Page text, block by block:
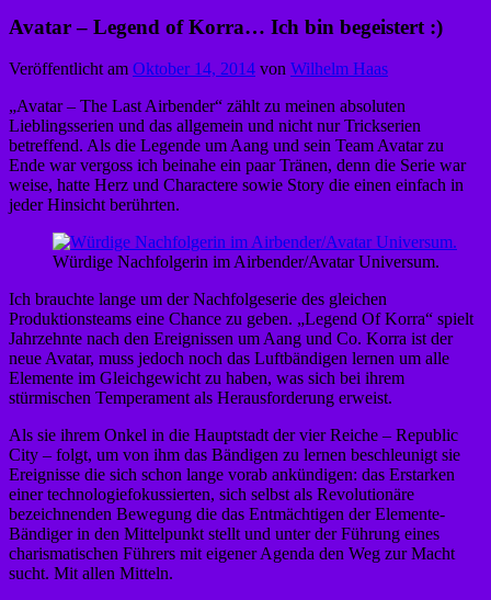
Avatar – Legend of Korra… Ich bin begeistert :)
Veröffentlicht am Oktober 14, 2014 von Wilhelm Haas
„Avatar – The Last Airbender“ zählt zu meinen absoluten
Lieblingsserien und das allgemein und nicht nur Trickserien
betreffend. Als die Legende um Aang und sein Team Avatar zu
Ende war vergoss ich beinahe ein paar Tränen, denn die Serie war
weise, hatte Herz und Charactere sowie Story die einen einfach in
jeder Hinsicht berührten.
Würdige Nachfolgerin im Airbender/Avatar Universum.
Ich brauchte lange um der Nachfolgeserie des gleichen
Produktionsteams eine Chance zu geben. „Legend Of Korra“ spielt
Jahrzehnte nach den Ereignissen um Aang und Co. Korra ist der
neue Avatar, muss jedoch noch das Luftbändigen lernen um alle
Elemente im Gleichgewicht zu haben, was sich bei ihrem
stürmischen Temperament als Herausforderung erweist.
Als sie ihrem Onkel in die Hauptstadt der vier Reiche – Republic
City – folgt, um von ihm das Bändigen zu lernen beschleunigt sie
Ereignisse die sich schon lange vorab ankündigen: das Erstarken
einer technologiefokussierten, sich selbst als Revolutionäre
bezeichnenden Bewegung die das Entmächtigen der Elemente-
Bändiger in den Mittelpunkt stellt und unter der Führung eines
charismatischen Führers mit eigener Agenda den Weg zur Macht
sucht. Mit allen Mitteln.